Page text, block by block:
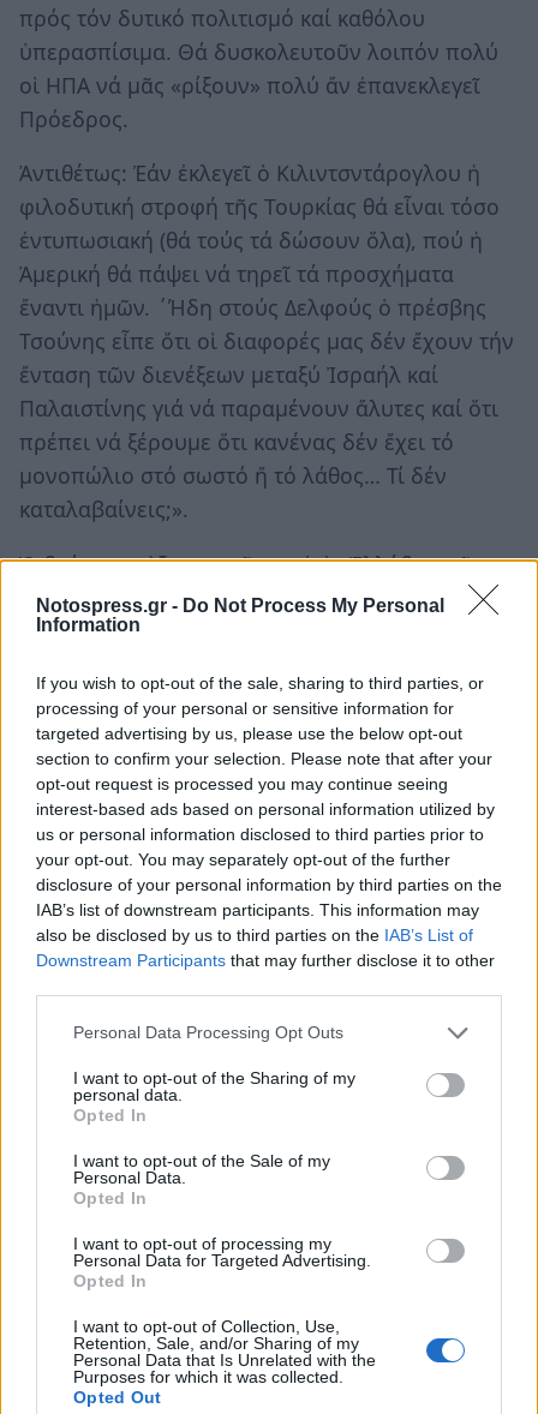
Notospress.gr - Do Not Process My Personal
Information
If you wish to opt-out of the sale, sharing to third parties, or
processing of your personal or sensitive information for
targeted advertising by us, please use the below opt-out
section to confirm your selection. Please note that after your
opt-out request is processed you may continue seeing
interest-based ads based on personal information utilized by
us or personal information disclosed to third parties prior to
your opt-out. You may separately opt-out of the further
disclosure of your personal information by third parties on the
IAB’s list of downstream participants. This information may
also be disclosed by us to third parties on the IAB’s List of
Downstream Participants that may further disclose it to other
Personal Data Processing Opt Outs
I want to opt-out of the Sharing of my
personal data.
Opted In
I want to opt-out of the Sale of my
Personal Data.
Opted In
I want to opt-out of processing my
Personal Data for Targeted Advertising.
Opted In
I want to opt-out of Collection, Use,
Retention, Sale, and/or Sharing of my
Personal Data that Is Unrelated with the
Purposes for which it was collected.
Opted Out
πρός τόν δυτικό πολιτισμό καί καθόλου
ὑπερασπίσιμα. Θά δυσκολευτοῦν λοιπόν πολύ
οἱ ΗΠΑ νά μᾶς «ρίξουν» πολύ ἄν ἐπανεκλεγεῖ
Πρόεδρος.
Ἀντιθέτως: Ἐάν ἐκλεγεῖ ὁ Κιλιντσντάρογλου ἡ
φιλοδυτική στροφή τῆς Τουρκίας θά εἶναι τόσο
ἐντυπωσιακή (θά τούς τά δώσουν ὅλα), πού ἡ
Ἀμερική θά πάψει νά τηρεῖ τά προσχήματα
ἔναντι ἡμῶν. ΄Ήδη στούς Δελφούς ὁ πρέσβης
Τσούνης εἶπε ὅτι οἱ διαφορές μας δέν ἔχουν τήν
ἔνταση τῶν διενέξεων μεταξύ Ἰσραήλ καί
Παλαιστίνης γιά νά παραμένουν ἄλυτες καί ὅτι
πρέπει νά ξέρουμε ὅτι κανένας δέν ἔχει τό
μονοπώλιο στό σωστό ἤ τό λάθος… Τί δέν
καταλαβαίνεις;».
Ὁ δεύτερος ἀξιωματοῦχος, ὁ ἐν Ἑλλάδι, μοῦ
εἶπε σέ ἀνύποπτο χρόνο μιά ὡραία ἱστορία.
«Θυμᾶσαι πού οἱ Τοῦρκοι ἀρχικῶς εἶχαν
μέ τήν λειτουργία τοῦ τεμένους τῶν Ἀθηνῶν,
ἀλλά ὅταν εἶδαν πώς λειτούργησε ἄψογα καί
χωρίς μιναρέ μᾶς χλεύασαν καί δέν
ἀσχολήθηκαν ξανά; Ἔ, λοιπόν σοῦ ἔχω νέα.
Μόλις διάβασαν ὅτι κυκλοφόρησε ἡ νέα ἔκθεση
τοῦ Ὑπουργείου Παιδείας καί Θρησκευμάτων γιά
τήν κατάσταση τῆς θρησκευτικῆς ἐλευθερίας
στήν πατρίδα μας (τό Ἰσλάμ προστατεύεται, οἱ
ἐκκλησίες μας γίνονται στόχος) ἔσπευσαν νά
ἀναθέσουν σέ ἕναν σύλλογο Ἀποδήμων τους νά
ἐκπονήσει καί αὐτός μιά ἀντι-έκθεση. Τήν ὁποία,
ἄν διαβάσεις, τί διαπιστώνεις; Ὅτι θέλουν νά
ἔχουν λόγο σέ οἱοδήποτε θέμα πού ἀφορᾶ
στήν Ἐπικράτειά μας. Στήν ἑλληνική ἐπικράτεια.
Ἀκόμη καί γιά τό τέμενος τῶν Ἀθηνῶν πού
χλεύαζαν. Τί σημαίνει αὐτό; Μά ὅτι ἡ Τουρκία
εἶναι δύναμη ἀναθεωρητική καί ἀποικιοκρατική.
εἶναι ἀναθεωρητικό. Καί ἄν δέν τό καταλάβει ἡ
χαριεντιζόμενη μαζί της πολιτική μας τάξη, οἱ
συνέπειες στό μέλλον θά εἶναι ὀλέθριες…» Μετά